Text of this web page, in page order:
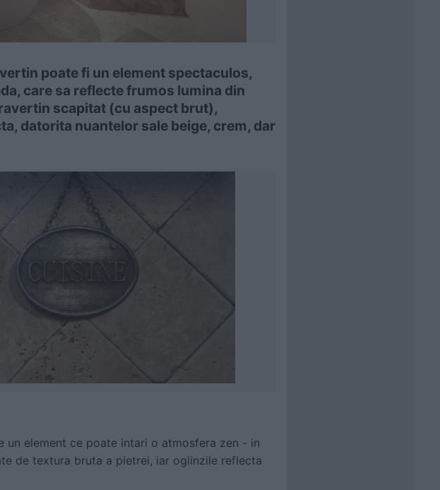
poate fi un element spectaculos,
care sa reflecte frumos lumina din
scapitat (cu aspect brut),
datorita nuantelor sale beige, crem, dar
un element ce poate intari o atmosfera zen - in
de textura bruta a pietrei, iar oglinzile reflecta